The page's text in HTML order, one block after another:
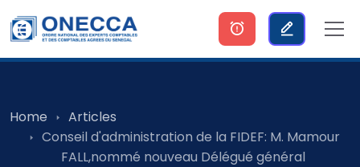
Home
Articles
Conseil d'administration de la FIDEF: M. Mamour
FALL,nommé nouveau Délégué général